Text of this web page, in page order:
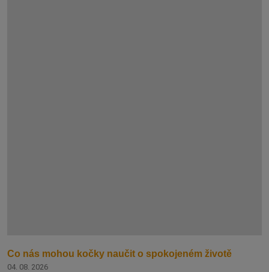
Co nás mohou kočky naučit o spokojeném životě
04. 08. 2026